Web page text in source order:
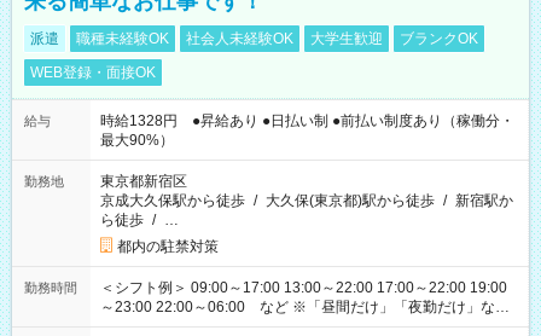
派遣 職種未経験OK 社会人未経験OK 大学生歓迎
ブランクOK
WEB登録・面接OK
給与
時給1328円 ●昇給あり ●日払い制 ●前払い制度あり（稼働分・
最大90%）
勤務地
東京都新宿区
京成大久保駅から徒歩 / 大久保(東京都)駅から徒歩 / 新宿駅か
ら徒歩 / …
都内の駐禁対策
勤務時間
＜シフト例＞ 09:00～17:00 13:00～22:00 17:00～22:00 19:00
～23:00 22:00～06:00 など ※「昼間だけ」「夜勤だけ」など
の希望OK